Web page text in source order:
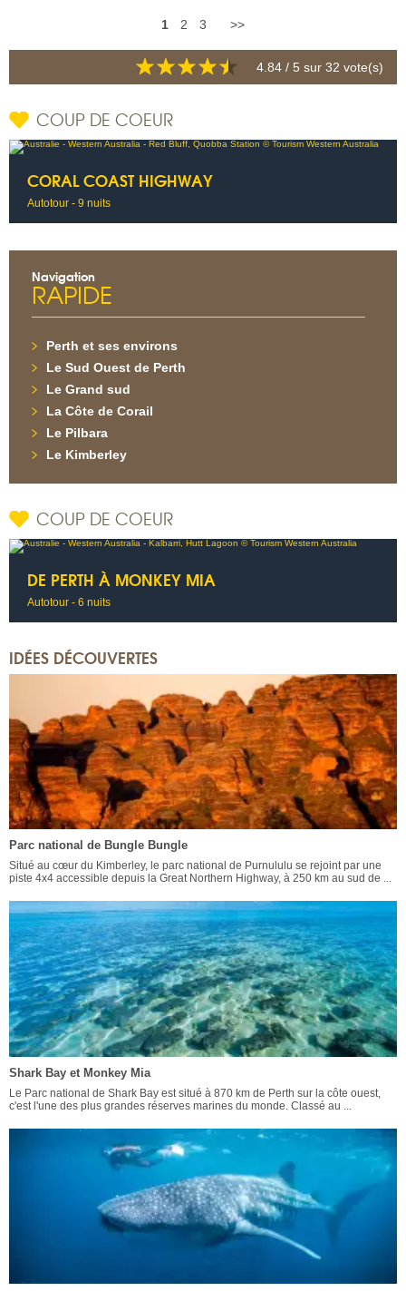
1 2 3 >>
4.84 / 5 sur 32 vote(s)
COUP DE COEUR
CORAL COAST HIGHWAY
Autotour - 9 nuits
Navigation
RAPIDE
Perth et ses environs
Le Sud Ouest de Perth
Le Grand sud
La Côte de Corail
Le Pilbara
Le Kimberley
COUP DE COEUR
DE PERTH À MONKEY MIA
Autotour - 6 nuits
IDÉES DÉCOUVERTES
Parc national de Bungle Bungle
Situé au cœur du Kimberley, le parc national de Purnululu se rejoint par une
piste 4x4 accessible depuis la Great Northern Highway, à 250 km au sud de ...
Shark Bay et Monkey Mia
Le Parc national de Shark Bay est situé à 870 km de Perth sur la côte ouest,
c'est l'une des plus grandes réserves marines du monde. Classé au ...